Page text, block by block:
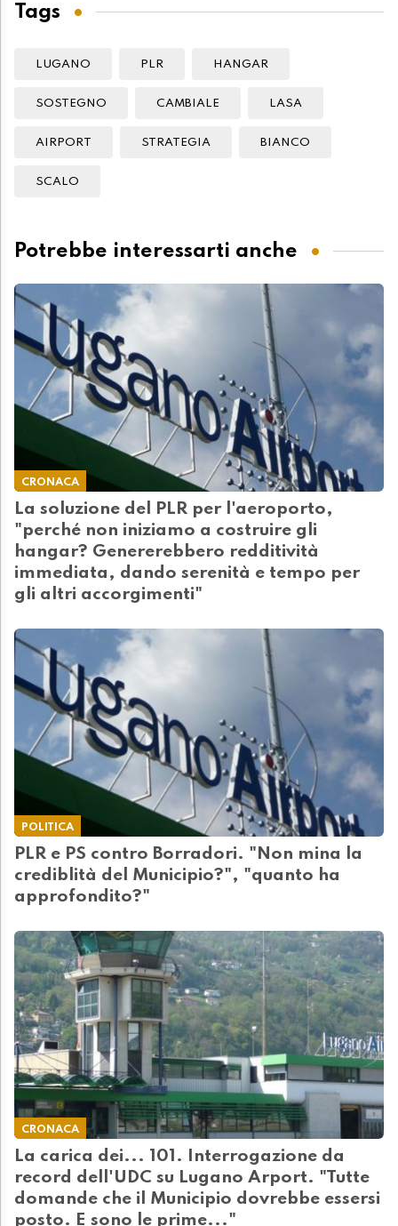
Tags
LUGANO PLR HANGAR
SOSTEGNO CAMBIALE LASA
AIRPORT STRATEGIA BIANCO
SCALO
Potrebbe interessarti anche
CRONACA
La soluzione del PLR per l'aeroporto,
"perché non iniziamo a costruire gli
hangar? Genererebbero redditività
immediata, dando serenità e tempo per
gli altri accorgimenti"
POLITICA
PLR e PS contro Borradori. "Non mina la
crediblità del Municipio?", "quanto ha
approfondito?"
CRONACA
La carica dei... 101. Interrogazione da
record dell'UDC su Lugano Arport. "Tutte
domande che il Municipio dovrebbe essersi
posto. E sono le prime..."